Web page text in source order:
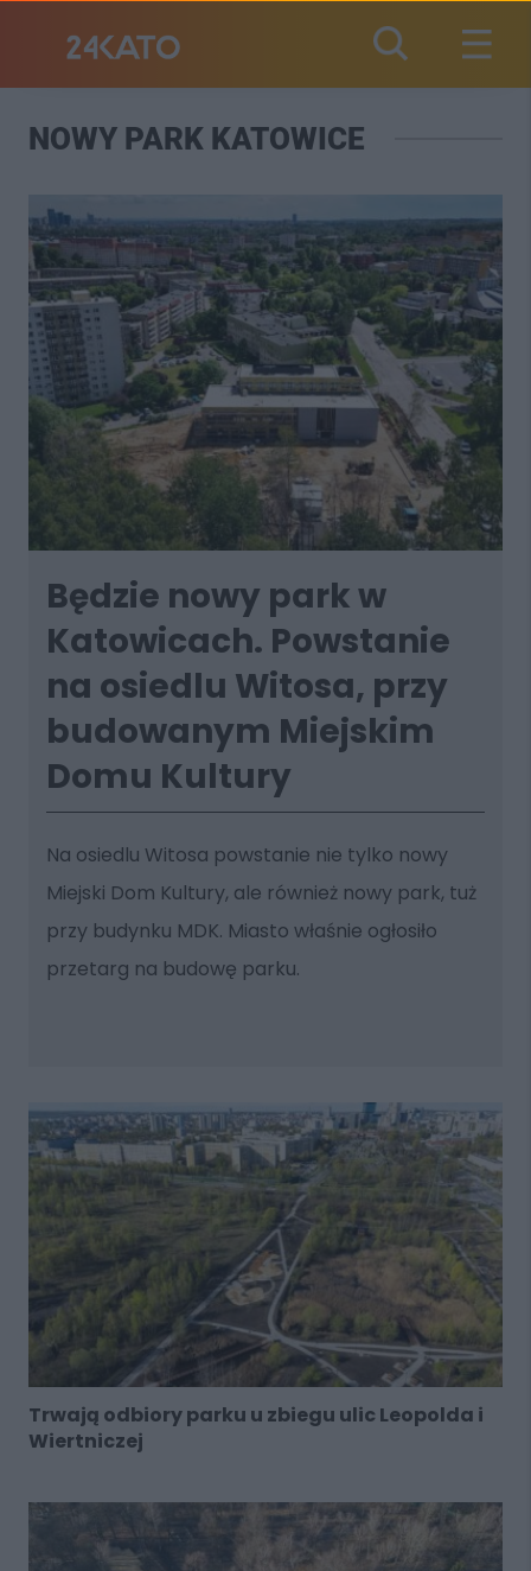
NOWY PARK KATOWICE
Będzie nowy park w
Katowicach. Powstanie
na osiedlu Witosa, przy
budowanym Miejskim
Domu Kultury
Na osiedlu Witosa powstanie nie tylko nowy
Miejski Dom Kultury, ale również nowy park, tuż
przy budynku MDK. Miasto właśnie ogłosiło
przetarg na budowę parku.
Trwają odbiory parku u zbiegu ulic Leopolda i
Wiertniczej